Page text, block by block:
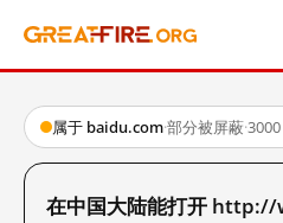
属于 baidu.com·部分被屏蔽·
在中国大陆能打开